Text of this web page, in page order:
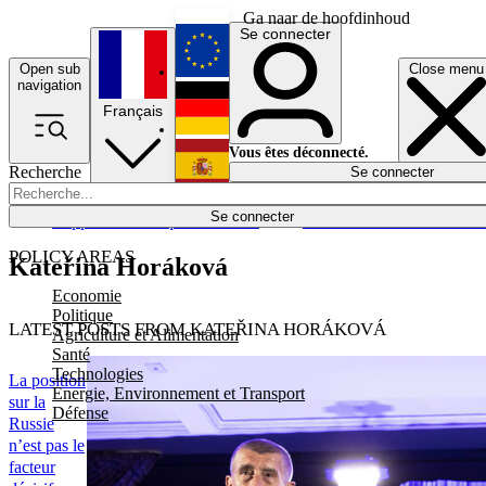
Ga naar de hoofdinhoud
Open sub
navigation
Close menu
Recherche
Se connecter
POLICY AREAS
Economie
Politique
Agriculture et Alimentation
Santé
Technologies
Energie, Environnement et Transport
Défense
Économie
Français
English
Deutsch
Español
Se connecter
Vous êtes déconnecté.
Se connecter
Kateřina Horáková
LATEST POSTS FROM KATEŘINA HORÁKOVÁ
La position
sur la
Russie
n’est pas le
facteur